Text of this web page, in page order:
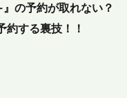
の予約が取れない？
約する裏技！！